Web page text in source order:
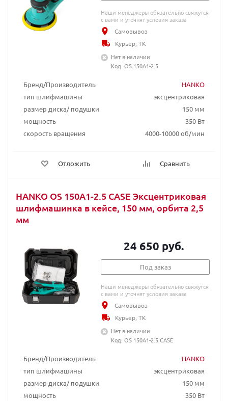
Бренд/Производитель
HANKO
тип шлифмашины
эксцентриковая
размер диска/ подушки
150 мм
мощность
350 Вт
скорость вращения
4000-10000 об/мин
Отложить Сравнить
Наши менеджеры обязательно свяжутся
с вами и уточнят условия заказа
Самовывоз
Курьер, ТК
Нет в наличии
Код: OS 150A1-2.5
HANKO OS 150A1-2.5 CASE Эксцентриковая
шлифмашинка в кейсе, 150 мм, орбита 2,5
мм
Бренд/Производитель
HANKO
тип шлифмашины
эксцентриковая
размер диска/ подушки
150 мм
мощность
350 Вт
24 650 руб.
Под заказ
Наши менеджеры обязательно свяжутся
с вами и уточнят условия заказа
Самовывоз
Курьер, ТК
Нет в наличии
Код: OS 150A1-2.5 CASE